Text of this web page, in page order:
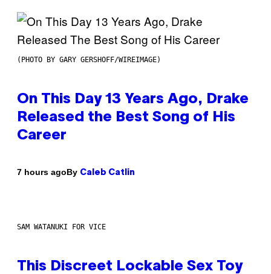
(PHOTO BY GARY GERSHOFF/WIREIMAGE)
On This Day 13 Years Ago, Drake
Released the Best Song of His
Career
7 hours agoBy Caleb Catlin
SAM WATANUKI FOR VICE
This Discreet Lockable Sex Toy